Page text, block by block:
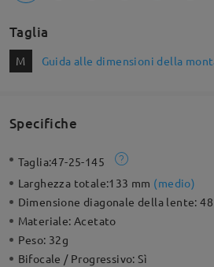
Taglia
M Guida alle dimensioni della
Specifiche
Taglia:47-25-145
Larghezza totale:133 mm (medio)
Dimensione diagonale della lente:
Materiale:Acetato
Peso: 32g
Bifocale / Progressivo:Sì